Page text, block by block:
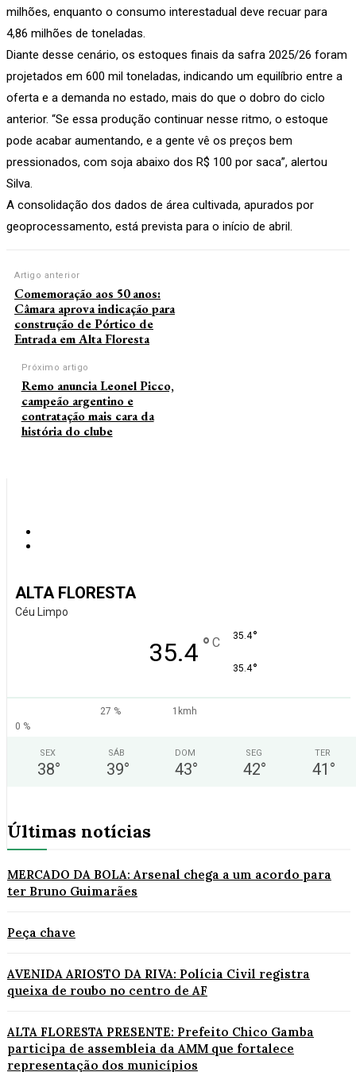
milhões, enquanto o consumo interestadual deve recuar para
4,86 milhões de toneladas.
Diante desse cenário, os estoques finais da safra 2025/26 foram
projetados em 600 mil toneladas, indicando um equilíbrio entre a
oferta e a demanda no estado, mais do que o dobro do ciclo
anterior. “Se essa produção continuar nesse ritmo, o estoque
pode acabar aumentando, e a gente vê os preços bem
pressionados, com soja abaixo dos R$ 100 por saca”, alertou
Silva.
A consolidação dos dados de área cultivada, apurados por
geoprocessamento, está prevista para o início de abril.
Artigo anterior
Comemoração aos 50 anos:
Câmara aprova indicação para
construção de Pórtico de
Entrada em Alta Floresta
Próximo artigo
Remo anuncia Leonel Picco,
campeão argentino e
contratação mais cara da
história do clube
ALTA FLORESTA
Céu Limpo
35.4 ° C 35.4°
35.4°
27 %
1kmh
0 %
SEX
38°
SÁB
39°
DOM
43°
SEG
42°
TER
41 °
Últimas notícias
MERCADO DA BOLA: Arsenal chega a um acordo para
ter Bruno Guimarães
Peça chave
AVENIDA ARIOSTO DA RIVA: Polícia Civil registra
queixa de roubo no centro de AF
ALTA FLORESTA PRESENTE: Prefeito Chico Gamba
participa de assembleia da AMM que fortalece
representação dos municípios